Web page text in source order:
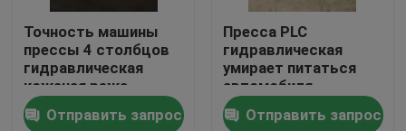
Машина крена разрезая
Машина резца прокладки ткани
Точность машины
прессы 4 столбцов
гидравлическая
кожаная режа
Отправить запрос
Пресса PLC
гидравлическая
умирает питаться
автомобиля
автомата для резки
Отправить запрос